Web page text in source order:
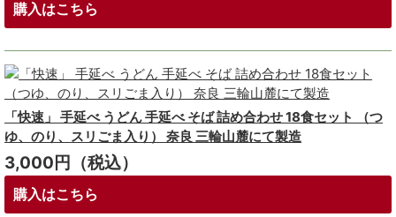
購入はこちら
「快速」 手延べ うどん 手延べ そば 詰め合わせ 18食セット （つ
ゆ、のり、スリごま入り） 奈良 三輪山麓にて製造
3,000円（税込）
購入はこちら